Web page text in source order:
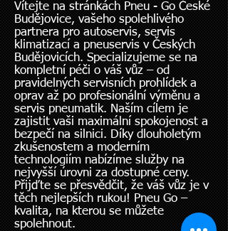
Vítejte na stránkách Pneu - Go České
Budějovice, vašeho spolehlivého
partnera pro autoservis, servis
klimatizací a pneuservis v Českých
Budějovicích. Specializujeme se na
kompletní péči o váš vůz – od
pravidelných servisních prohlídek a
oprav až po profesionální výměnu a
servis pneumatik. Naším cílem je
zajistit vaši maximální spokojenost a
bezpečí na silnici. Díky dlouholetým
zkušenostem a moderním
technologiím nabízíme služby na
nejvyšší úrovni za dostupné ceny.
Přijďte se přesvědčit, že váš vůz je v
těch nejlepších rukou! Pneu Go –
kvalita, na kterou se můžete
spolehnout.